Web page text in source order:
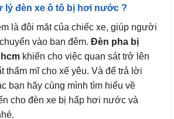
lý đèn xe ô tô bị hơi nước ?
là đôi măt của chiếc xe, giúp người
vào ban đêm. Đèn pha bị
khiến cho việc quan sát trở lên
thẩm mĩ cho xế yêu. Và để trả lời
bạn hãy cùng mình tìm hiểu về
cho đèn xe bị hấp hơi nước và